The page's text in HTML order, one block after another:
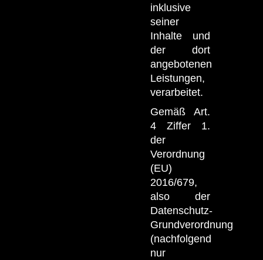
inklusive
seiner
Inhalte und
der dort
angebotenen
Leistungen,
verarbeitet.
Gemäß Art.
4 Ziffer 1.
der
Verordnung
(EU)
2016/679,
also der
Datenschutz-
Grundverordnung
(nachfolgend
nur